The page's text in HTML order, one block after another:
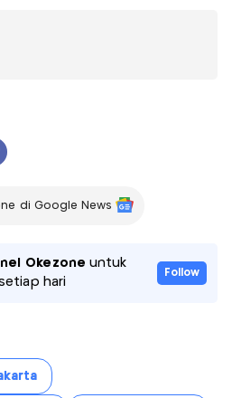
di Google News
Okezone untuk
hari
Follow